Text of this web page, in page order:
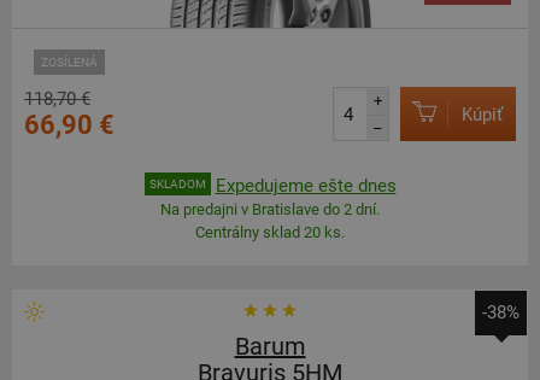
ZOSÍLENÁ
118,70 €
66,90 €
+
–
Kúpiť
SKLADOM Expedujeme ešte dnes
Na predajni v Bratislave do 2 dní.
Centrálny sklad 20 ks.
-38%
Barum
Bravuris 5HM